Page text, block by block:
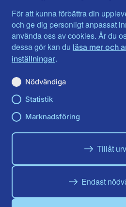
För att kunna förbättra din
och ge dig personligt anpassat
använda oss av cookies. Är du
dessa gör kan du läsa mer och
inställningar.
Nödvändiga
Statistik
Marknadsföring
Tillåt
Endast
Jämtlands län
Jönköpings län
Kalmar län
Kronobergs län
Norrbotten
Skåne län
Du hittar oss här på sociala
Facebook
Instagram